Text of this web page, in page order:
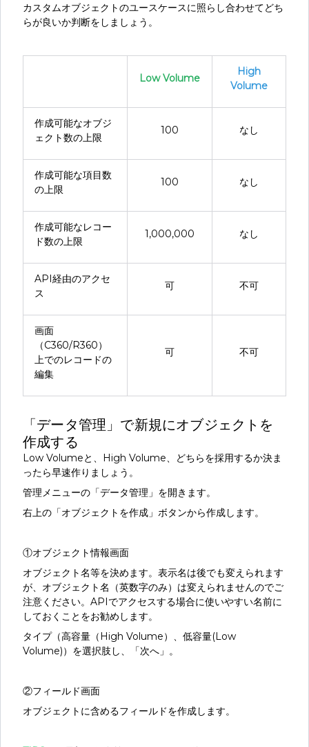
カスタムオブジェクトのユースケースに照らし合わせてどち
らが良いか判断をしましょう。
Low Volume
High
Volume
作成可能なオブジ
ェクト数の上限
100 なし
作成可能な項目数
の上限
100 なし
作成可能なレコー
ド数の上限
1,000,000 なし
API経由のアクセ
ス
可 不可
画面
（C360/R360）
上でのレコードの
編集
可 不可
「データ管理」で新規にオブジェクトを
作成する
Low Volumeと、High Volume、どちらを採用するか決ま
ったら早速作りましょう。
管理メニューの「データ管理」を開きます。
右上の「オブジェクトを作成」ボタンから作成します。
①オブジェクト情報画面
オブジェクト名等を決めます。表示名は後でも変えられます
が、オブジェクト名（英数字のみ）は変えられませんのでご
注意ください。APIでアクセスする場合に使いやすい名前に
しておくことをお勧めします。
タイプ（高容量（High Volume）、低容量(Low
Volume)）を選択肢し、「次へ」。
②フィールド画面
オブジェクトに含めるフィールドを作成します。